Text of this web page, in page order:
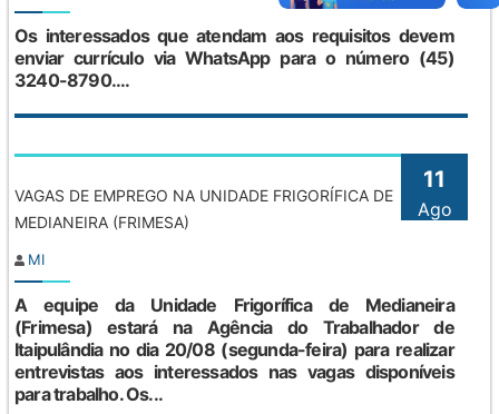
Os interessados que atendam aos requisitos devem
enviar currículo via WhatsApp para o número (45)
3240-8790....
11
Ago
VAGAS DE EMPREGO NA UNIDADE FRIGORÍFICA DE
MEDIANEIRA (FRIMESA)
MI
A equipe da Unidade Frigorífica de Medianeira
(Frimesa) estará na Agência do Trabalhador de
Itaipulândia no dia 20/08 (segunda-feira) para realizar
entrevistas aos interessados nas vagas disponíveis
para trabalho. Os...